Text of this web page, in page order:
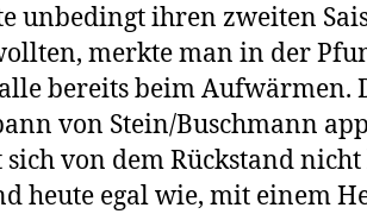
unbedingt ihren zweiten
merkte man in der
bereits beim Aufwärmen.
von Stein/Buschmann
von dem Rückstand
heute egal wie, mit einem